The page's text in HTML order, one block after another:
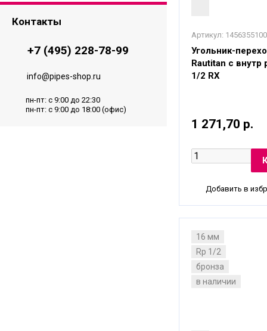
Контакты
+7 (495) 228-78-99
info@pipes-shop.ru
пн-пт: с 9:00 до 22:30
пн-пт: с 9:00 до 18:00 (офис)
Артикул:
Угольник-
Rautitan с внутр
1/2 RX
1 271,70 р.
Добавить в
16 мм
Rp 1/2
бронза
в наличии